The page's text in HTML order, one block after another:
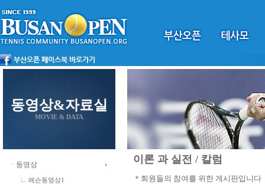
동영상&자료실
MOVIE & DATA
ㆍ동영상
레슨동영상1
이론 과 실전 / 칼럼
＊회원들의 참여를 위한 게시판입니다